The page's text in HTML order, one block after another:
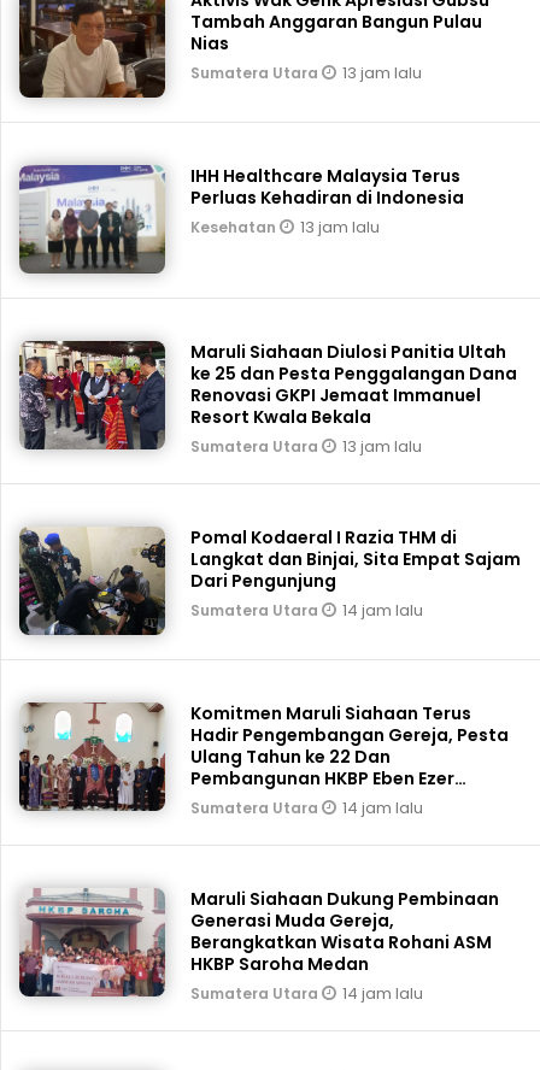
Tambah Anggaran Bangun Pulau
Nias
Sumatera Utara 13 jam lalu
IHH Healthcare Malaysia Terus
Perluas Kehadiran di Indonesia
Kesehatan 13 jam lalu
Maruli Siahaan Diulosi Panitia Ultah
ke 25 dan Pesta Penggalangan Dana
Renovasi GKPI Jemaat Immanuel
Resort Kwala Bekala
Sumatera Utara 13 jam lalu
Pomal Kodaeral I Razia THM di
Langkat dan Binjai, Sita Empat Sajam
Dari Pengunjung
Sumatera Utara 14 jam lalu
Komitmen Maruli Siahaan Terus
Hadir Pengembangan Gereja, Pesta
Ulang Tahun ke 22 Dan
Pembangunan HKBP Eben Ezer
Martoba Beri Bantuan
Sumatera Utara 14 jam lalu
Maruli Siahaan Dukung Pembinaan
Generasi Muda Gereja,
Berangkatkan Wisata Rohani ASM
HKBP Saroha Medan
Sumatera Utara 14 jam lalu